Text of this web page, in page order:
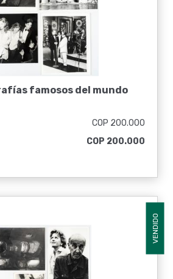
famosos del mundo
COP 200.000
COP 200.000
VENDIDO